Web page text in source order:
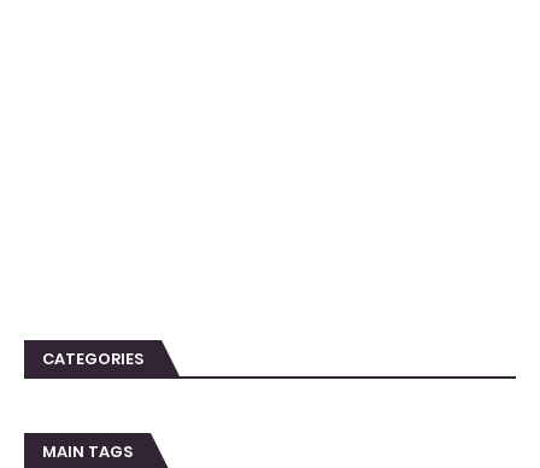
CATEGORIES
MAIN TAGS